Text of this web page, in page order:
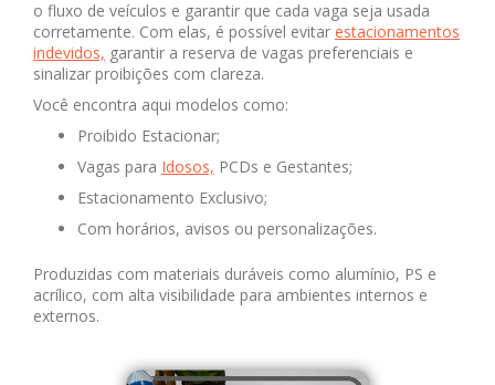
o fluxo de veículos e garantir que cada vaga seja usada
corretamente. Com elas, é possível evitar estacionamentos
indevidos, garantir a reserva de vagas preferenciais e
sinalizar proibições com clareza.
Você encontra aqui modelos como:
Proibido Estacionar;
Vagas para Idosos, PCDs e Gestantes;
Estacionamento Exclusivo;
Com horários, avisos ou personalizações.
Produzidas com materiais duráveis como alumínio, PS e
acrílico, com alta visibilidade para ambientes internos e
externos.